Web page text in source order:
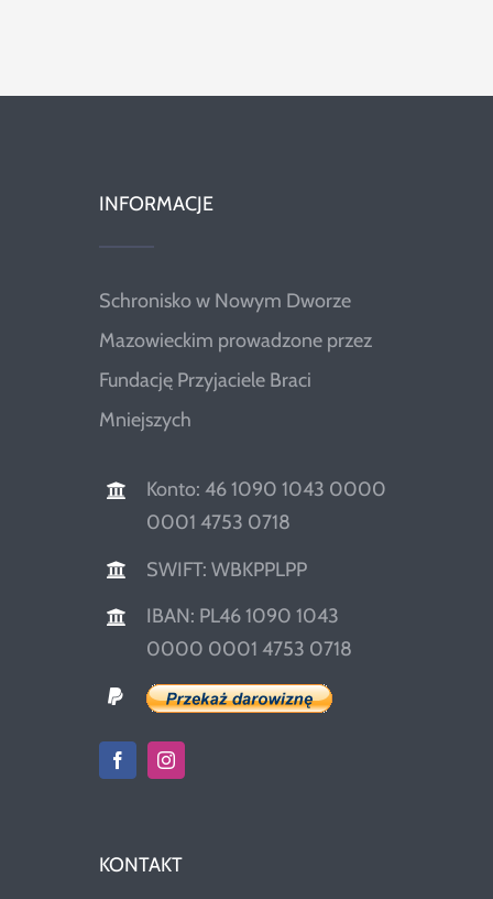
INFORMACJE
Schronisko w Nowym Dworze
Mazowieckim prowadzone przez
Fundację Przyjaciele Braci
Mniejszych
Konto: 46 1090 1043 0000
0001 4753 0718
SWIFT: WBKPPLPP
IBAN: PL46 1090 1043
0000 0001 4753 0718
KONTAKT